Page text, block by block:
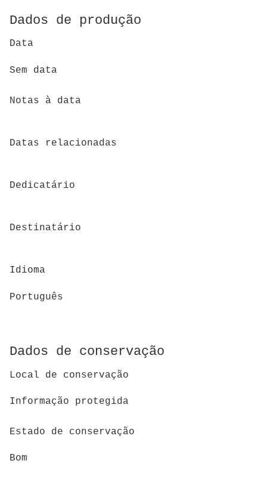
Dados de produção
Data
Sem data
Notas à data
Datas relacionadas
Dedicatário
Destinatário
Idioma
Português
Dados de conservação
Local de conservação
Informação protegida
Estado de conservação
Bom